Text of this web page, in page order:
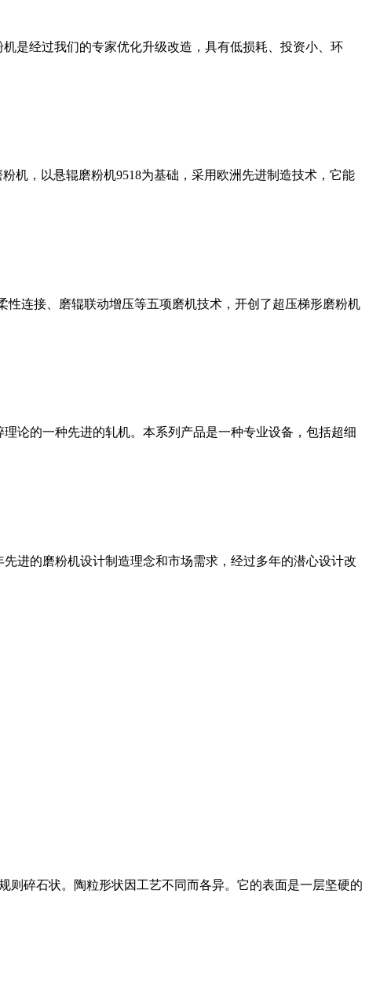
是经过我们的专家优化升级改造，具有低损耗、投资小、环
机，以悬辊磨粉机9518为基础，采用欧洲先进制造技术，它能
连接、磨辊联动增压等五项磨机技术，开创了超压梯形磨粉机
论的一种先进的轧机。本系列产品是一种专业设备，包括超细
进的磨粉机设计制造理念和市场需求，经过多年的潜心设计改
则碎石状。陶粒形状因工艺不同而各异。它的表面是一层坚硬的